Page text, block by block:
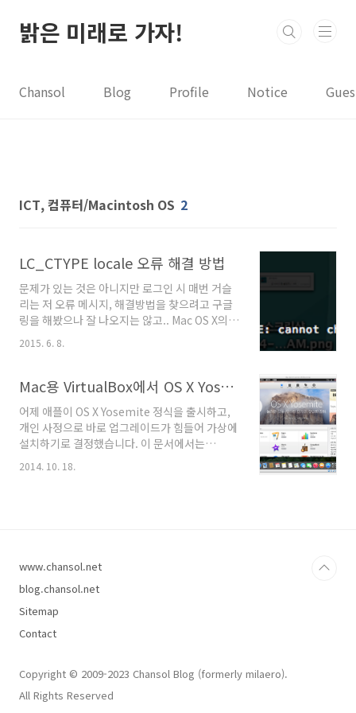
밝은 미래로 가자!
Chansol Blog Profile Notice
ICT, 컴퓨터/Macintosh OS 2
LC_CTYPE locale 오류 해결 방법
문제가 있는 것은 아니지만 로그인 시 매번 거슬
리는 저 오류 메시지, 해결방법을 찾으려고 구글
링을 해봤으나 잘 나오지는 않고.. Mac OS X의
기본 터미널 앱 설정에서 "시작 시의 Locale 환
경 변수를 설정"이라는 옵션을 켜라는 답변도 먹
LC_CTYPE: cannot change locale (UTF-8):
로 간단했는데, Client 기기에서 터미널을 열고
ssh config 파일을 vi 편집기로 연다. OS X은
/etc/ssh_config에 위치하고 있고 OS에 따라
/etc/ssh/ssh_config 등에 위치하기도 한다. $
2015. 6. 8.
Mac용 VirtualBox에서 OS X Yosemite 설치하기
어제 애플이 OS X Yosemite 정식을 출시하고,
개인 사정으로 바로 업그레이드가 힘들어 가상에
설치하기로 결정했습니다. 이 문서에서는
Yosemite 기준으로 OS X을 가상에 설치하는 방
법을 기록합니다. 사용한 가상머신은 버추얼 박
었다면, 터미널(Terminal.app)을 열고 아래 명
령어를 한줄씩 차례로 실행합니다. sudo gem
OS\ X\ Yosemi..
2014. 10. 18.
www.chansol.net
blog.chansol.net
Sitemap
Contact
Copyright © 2009-2023 Chansol Blog (formerly milaero).
All Rights Reserved